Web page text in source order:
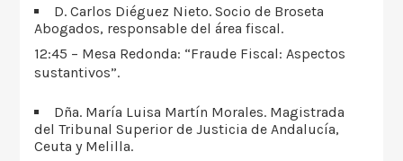
D. Carlos Diéguez Nieto. Socio de Broseta
Abogados, responsable del área fiscal.
12:45 – Mesa Redonda: “Fraude Fiscal: Aspectos
sustantivos”.
Dña. María Luisa Martín Morales. Magistrada
del Tribunal Superior de Justicia de Andalucía,
Ceuta y Melilla.